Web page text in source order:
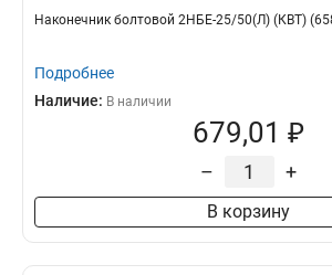
Наконечник болтовой 2НБЕ-25/50(Л) (КВТ)
Подробнее
Наличие: В наличии
679,01 ₽
– +
В корзину